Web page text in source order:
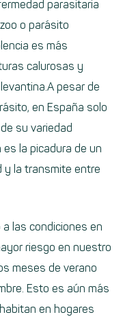
parasitaria
o parásito
es más
calurosas y
pesar de
en España solo
su variedad
la picadura de un
y la transmite entre
las condiciones en
riesgo en nuestro
meses de verano
Esto es aún más
en hogares